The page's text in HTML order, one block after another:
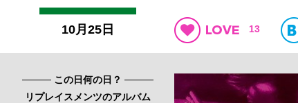
10月25日 13
この日何の日？
リプレイスメンツのアルバム